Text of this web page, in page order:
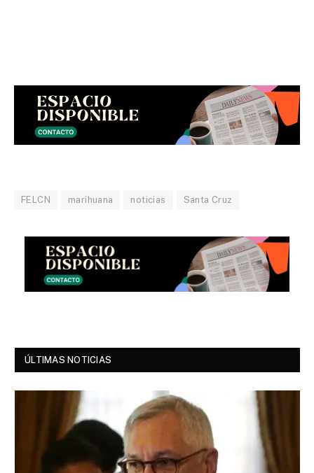
FELCN marihuana noticias Santa Cruz
ÚLTIMAS NOTICIAS